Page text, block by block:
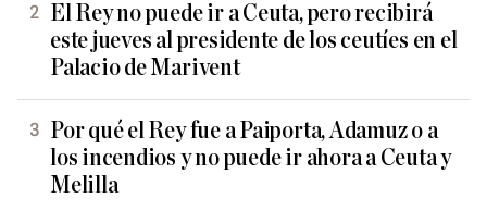
El Rey no puede ir a Ceuta, pero recibirá
este jueves al presidente de los ceutíes en el
Palacio de Marivent
Por qué el Rey fue a Paiporta, Adamuz o a
los incendios y no puede ir ahora a Ceuta y
Melilla